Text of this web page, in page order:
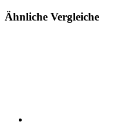
Ähnliche Vergleiche